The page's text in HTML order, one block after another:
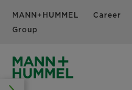
MANN+HUMMEL
Group
Career